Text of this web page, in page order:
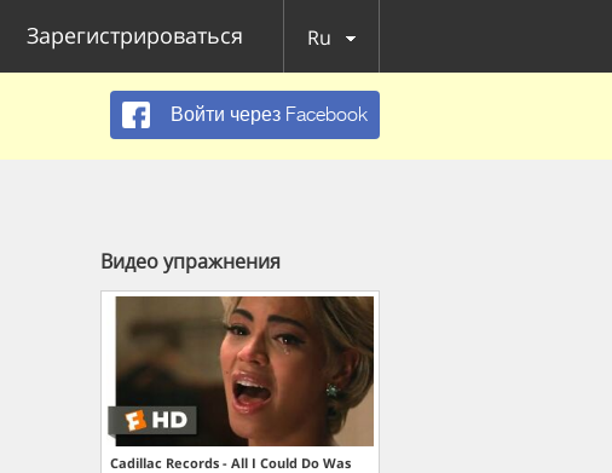
Зарегистрироваться Ru
Войти через Facebook
Видео упражнения
Cadillac Records - All I Could Do Was